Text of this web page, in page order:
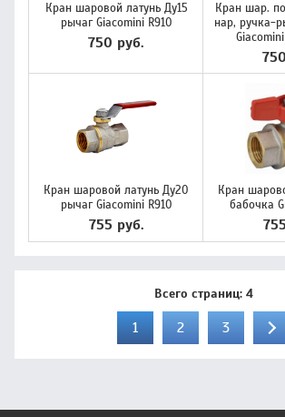
Кран шаровой латунь Ду15
рычаг Giacomini R910
750 руб.
Кран шар.
нар, ручка-
Кран шаровой латунь Ду20
рычаг Giacomini R910
755 руб.
Кран
бабочка
Всего страниц: 4
1 2 3